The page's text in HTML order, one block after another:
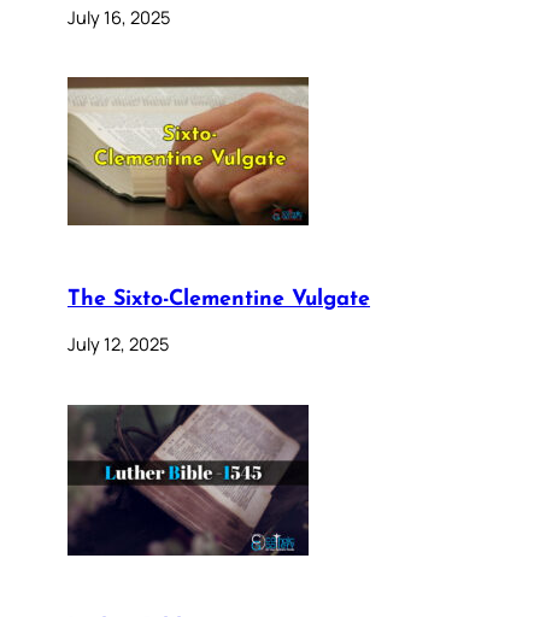
July 16, 2025
The Sixto-Clementine Vulgate
July 12, 2025